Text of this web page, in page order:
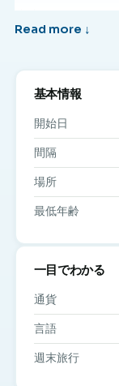
インドでの医療
ンドでのインタ
以下のとおりです
国際的な医療
世界最大規模
経験豊富なプ
を診察してお
な医療アプロ
きます。
基本情報
開始日
間隔
場所
最低年齢
一目でわかる
通貨
言語
週末旅行